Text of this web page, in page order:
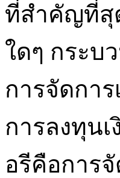
ที่สำคัญที่สุ
ใดๆ กระบ
การจัดกา
การลงทุน
อรีคือการ